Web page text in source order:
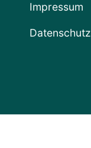
Impressum
Datenschutz